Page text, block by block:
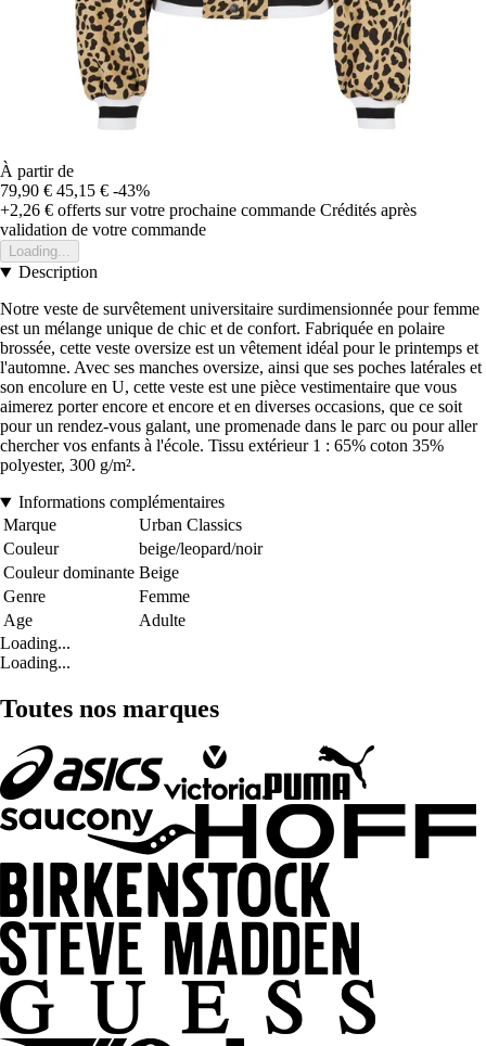
À partir de
79,90 € 45,15 € -43%
+2,26 € offerts sur votre prochaine commande Crédités après
validation de votre commande
Loading...
Description
Notre veste de survêtement universitaire surdimensionnée pour femme
est un mélange unique de chic et de confort. Fabriquée en polaire
brossée, cette veste oversize est un vêtement idéal pour le printemps et
l'automne. Avec ses manches oversize, ainsi que ses poches latérales et
son encolure en U, cette veste est une pièce vestimentaire que vous
aimerez porter encore et encore et en diverses occasions, que ce soit
pour un rendez-vous galant, une promenade dans le parc ou pour aller
chercher vos enfants à l'école. Tissu extérieur 1 : 65% coton 35%
polyester, 300 g/m².
Informations complémentaires
Marque
Urban Classics
Couleur
beige/leopard/noir
Couleur dominante Beige
Genre
Femme
Age
Adulte
Loading...
Loading...
Toutes nos marques